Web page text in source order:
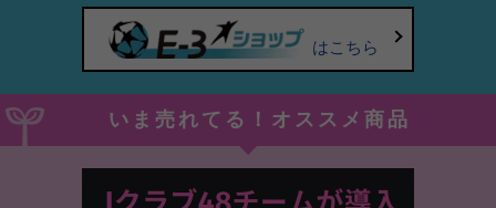
はこちら
いま売れてる！オススメ商品